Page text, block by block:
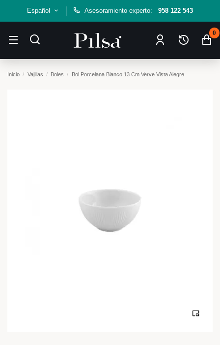
Español Asesoramiento experto: 958 122 543
0
Inicio Vajillas Boles Bol Porcelana Blanco 13 Cm Verve Vista Alegre